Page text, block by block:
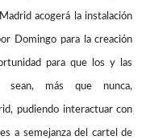
acogerá la instalación
Domingo para la creación
para que los y las
sean, más que nunca,
pudiendo interactuar con
a semejanza del cartel de